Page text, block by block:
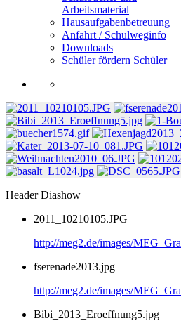
Arbeitsmaterial
Hausaufgabenbetreuung
Anfahrt / Schulweginfo
Downloads
Schüler fördern Schüler
Header Diashow
2011_10210105.JPG
http://meg2.de/images/
fserenade2013.jpg
http://meg2.de/images/
Bibi_2013_Eroeffnung5.jpg